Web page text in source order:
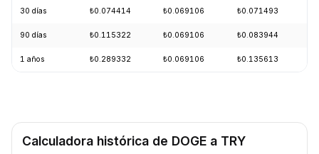
30 días ₺0.074414 ₺0.069106 ₺0.071493
90 días ₺0.115322 ₺0.069106 ₺0.083944
1 años ₺0.289332 ₺0.069106 ₺0.135613
Calculadora histórica de DOGE a TRY